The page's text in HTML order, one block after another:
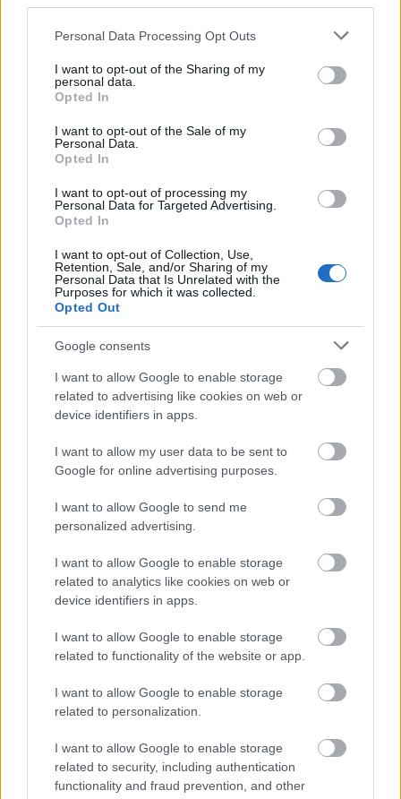
Please note that this website/app uses one or more Google
not limited to your visit or usage behaviour. You may click to
grant or deny consent to Google and its third-party tags to
use your data for below specified purposes in below Google
consent section.
Personal Data Processing Opt Outs
I want to opt-out of the Sharing of my
personal data.
Opted In
I want to opt-out of the Sale of my
Personal Data.
Opted In
I want to opt-out of processing my
Personal Data for Targeted Advertising.
Opted In
I want to opt-out of Collection, Use,
Retention, Sale, and/or Sharing of my
Personal Data that Is Unrelated with the
Purposes for which it was collected.
Opted Out
Google consents
I want to allow Google to enable storage
related to advertising like cookies on web or
device identifiers in apps.
I want to allow my user data to be sent to
Google for online advertising purposes.
I want to allow Google to send me
personalized advertising.
I want to allow Google to enable storage
related to analytics like cookies on web or
device identifiers in apps.
I want to allow Google to enable storage
related to functionality of the website or app.
I want to allow Google to enable storage
related to personalization.
I want to allow Google to enable storage
related to security, including authentication
functionality and fraud prevention, and other
színes_ötletek•2026. május 12.
Föld napjához kapcsolódó rajzpályázatunk
lezárult, és ezúttal is fantasztikus élmény volt látni,
milyen sok gyereket mozgatott meg a ...
Mini terasz, nagy lehetőségek
színes_ötletek• 2026. április 29.